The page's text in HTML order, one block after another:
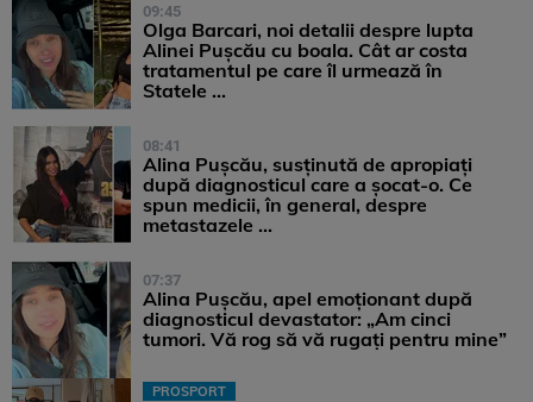
09:45
Olga Barcari, noi detalii despre lupta
Alinei Pușcău cu boala. Cât ar costa
tratamentul pe care îl urmează în
Statele ...
08:41
Alina Pușcău, susținută de apropiați
după diagnosticul care a șocat-o. Ce
spun medicii, în general, despre
metastazele ...
07:37
Alina Pușcău, apel emoționant după
diagnosticul devastator: „Am cinci
tumori. Vă rog să vă rugați pentru mine”
PROSPORT